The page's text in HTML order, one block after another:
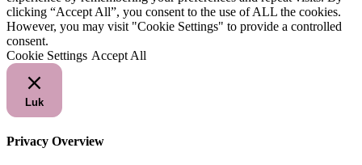
clicking “Accept All”, you consent to the use of ALL the cookies.
However, you may visit "Cookie Settings" to provide a controlled
consent.
Cookie Settings Accept All
Luk
Privacy Overview